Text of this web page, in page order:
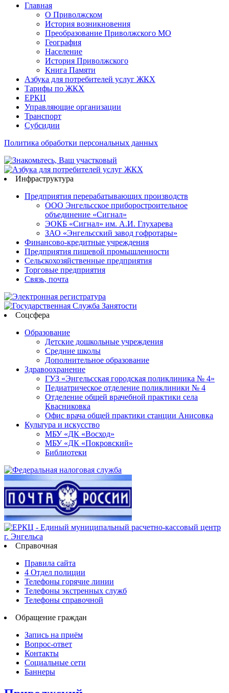
Главная
О Приволжском
История возникновения
Преобразование Приволжского МО
География
Население
История Приволжского
Книга Памяти
Азбука для потребителей услуг ЖКХ
Тарифы по ЖКХ
ЕРКЦ
Управляющие организации
Транспорт
Субсидии
Политика обработки персональных данных
Инфраструктура
Предприятия перерабатывающих производств
ООО Энгельсское приборостроительное
объединение «Сигнал»
ЭОКБ «Сигнал» им. А.И. Глухарева
ЗАО «Энгельсский завод гофротары»
Финансово-кредитные учреждения
Предприятия пищевой промышленности
Сельскохозяйственные предприятия
Торговые предприятия
Связь, почта
Соцсфера
Образование
Детские дошкольные учреждения
Средние школы
Дополнительное образование
Здравоохранение
ГУЗ «Энгельсская городская поликлиника № 4»
Педиатрическое отделение поликлиники № 4
Отделение общей врачебной практики села
Квасниковка
Офис врача общей практики станции Анисовка
Культура и искусство
МБУ «ДК «Восход»
МБУ «ДК «Покровский»
Библиотеки
Справочная
Правила сайта
4 Отдел полиции
Телефоны горячие линии
Телефоны экстренных служб
Телефоны справочной
Обращение граждан
Запись на приём
Вопрос-ответ
Контакты
Социальные сети
Баннеры